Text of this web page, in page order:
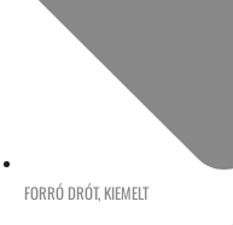
FORRÓ DRÓT, KIEMELT